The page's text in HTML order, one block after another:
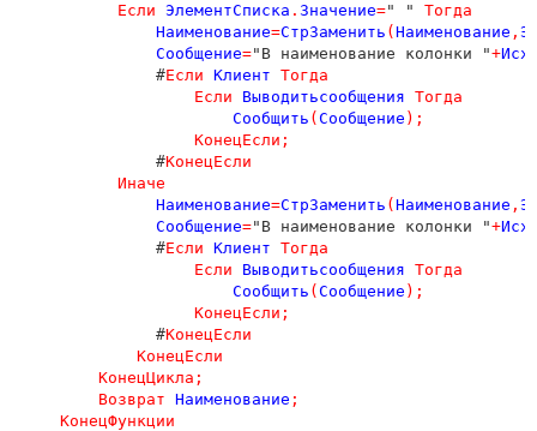
Если ЭлементСписка . Значение=" " Тогда
Наименование=СтрЗаменить ( Наименование ,
Сообщение="В наименование колонки "+
               #
Если Клиент Тогда
Если
Выводитьсообщения Тогда
Сообщить ( Сообщение );
КонецЕсли ;
               #
КонецЕсли
Иначе
Наименование=СтрЗаменить ( Наименование ,
Сообщение="В наименование колонки "+
               #
Если Клиент Тогда
Если
Выводитьсообщения Тогда
Сообщить ( Сообщение );
КонецЕсли ;
               #
КонецЕсли
КонецЕсли
КонецЦикла ;
Возврат Наименование ;
КонецФункции